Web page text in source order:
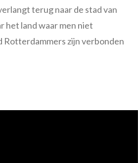
terug naar de stad van
het land waar men niet
zijn verbonden